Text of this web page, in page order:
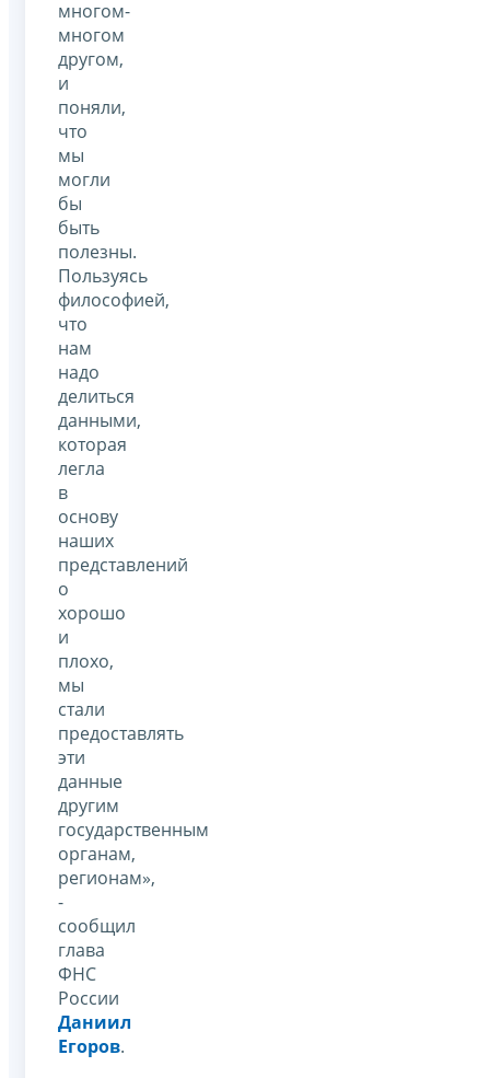
многом-
многом
другом,
и
поняли,
что
мы
могли
бы
быть
полезны.
Пользуясь
философией,
что
нам
надо
делиться
данными,
которая
легла
в
основу
наших
представлений
о
хорошо
и
плохо,
мы
стали
предоставлять
эти
данные
другим
государственным
органам,
регионам»,
-
сообщил
глава
ФНС
России
Даниил
Егоров.